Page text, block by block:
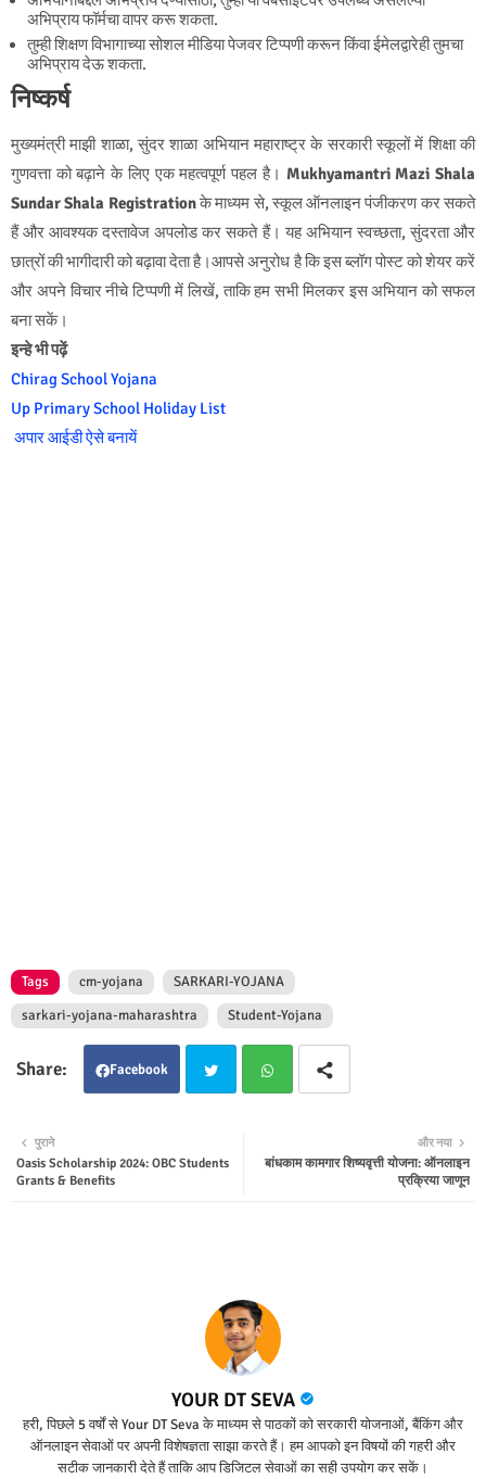
अभिप्राय फॉर्मचा वापर करू शकता.
तुम्ही शिक्षण विभागाच्या सोशल मीडिया पेजवर टिप्पणी करून किंवा ईमेलद्वारेही तुमचा
अभिप्राय देऊ शकता.
निष्कर्ष
मुख्यमंत्री माझी शाळा, सुंदर शाळा अभियान महाराष्ट्र के सरकारी स्कूलों में शिक्षा की
गुणवत्ता को बढ़ाने के लिए एक महत्वपूर्ण पहल है। Mukhyamantri Mazi Shala
Sundar Shala Registrationके माध्यम से, स्कूल ऑनलाइन पंजीकरण कर सकते
हैं और आवश्यक दस्तावेज अपलोड कर सकते हैं। यह अभियान स्वच्छता, सुंदरता और
छात्रों की भागीदारी को बढ़ावा देता है।आपसे अनुरोध है कि इस ब्लॉग पोस्ट को शेयर करें
और अपने विचार नीचे टिप्पणी में लिखें, ताकि हम सभी मिलकर इस अभियान को सफल
बना सकें।
इन्हे भी पढ़ें
Chirag School Yojana
Up Primary School Holiday List
अपार आईडी ऐसे बनायें
Tags cm-yojana
SARKARI-YOJANA
sarkari-yojana-maharashtra
Student-Yojana
Facebook
ter tsap
और नया
बांधकाम कामगार शिष्यवृत्ती योजना: ऑनलाइन
प्रक्रिया जाणून
पुराने
Oasis Scholarship 2024: OBC Students
Grants & Benefits
YOUR DT SEVA
हरी, पिछले 5 वर्षों से Your DT Seva के माध्यम से पाठकों को सरकारी योजनाओं, बैंकिंग और
ऑनलाइन सेवाओं पर अपनी विशेषज्ञता साझा करते हैं। हम आपको इन विषयों की गहरी और
सटीक जानकारी देते हैं ताकि आप डिजिटल सेवाओं का सही उपयोग कर सकें।